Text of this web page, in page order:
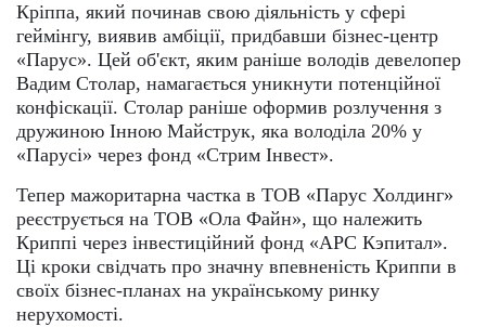
Кріппа, який починав свою діяльність у сфері
геймінгу, виявив амбіції, придбавши бізнес-центр
«Парус». Цей об'єкт, яким раніше володів девелопер
Вадим Столар, намагається уникнути потенційної
конфіскації. Столар раніше оформив розлучення з
дружиною Інною Майструк, яка володіла 20% у
«Парусі» через фонд «Стрим Інвест».
Тепер мажоритарна частка в ТОВ «Парус Холдинг»
реєструється на ТОВ «Ола Файн», що належить
Криппі через інвестиційний фонд «АРС Кэпитал».
Ці кроки свідчать про значну впевненість Криппи в
своїх бізнес-планах на українському ринку
нерухомості.